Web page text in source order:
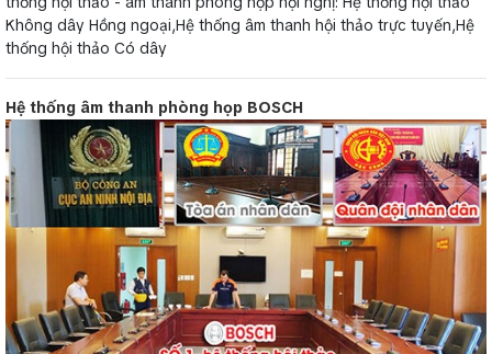
Không dây Hồng ngoại,Hệ thống âm thanh hội thảo trực tuyến,Hệ
thống hội thảo Có dây
Hệ thống âm thanh phòng họp BOSCH